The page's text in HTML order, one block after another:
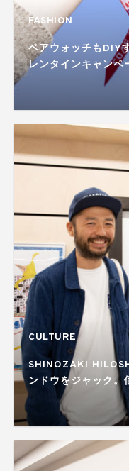
FASHION
ペアウォッチもDIY
レンタインキャンペ
CULTURE
SHINOZAKI
ンドウをジャック。